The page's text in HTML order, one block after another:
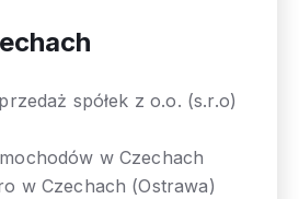
spółek z o.o. (s.r.o)
w Czechach
w Czechach (Ostrawa)